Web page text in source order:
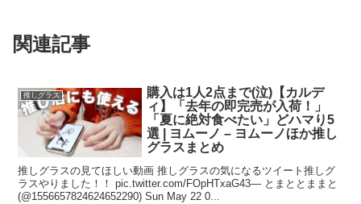
関連記事
推しグラス
購入は1人2点まで(泣)【カルデ
ィ】「去年の即完売が入荷！」
「夏に絶対食べたい」どハマり5
選 | ヨムーノ – ヨムーノほか推し
グラスまとめ
推しグラスの見てほしい動画 推しグラスの気になるツイート推しグ
ラスやりました！！ pic.twitter.com/FOpHTxaG43— とまととままと
(@1556657824624652290) Sun May 22 0...